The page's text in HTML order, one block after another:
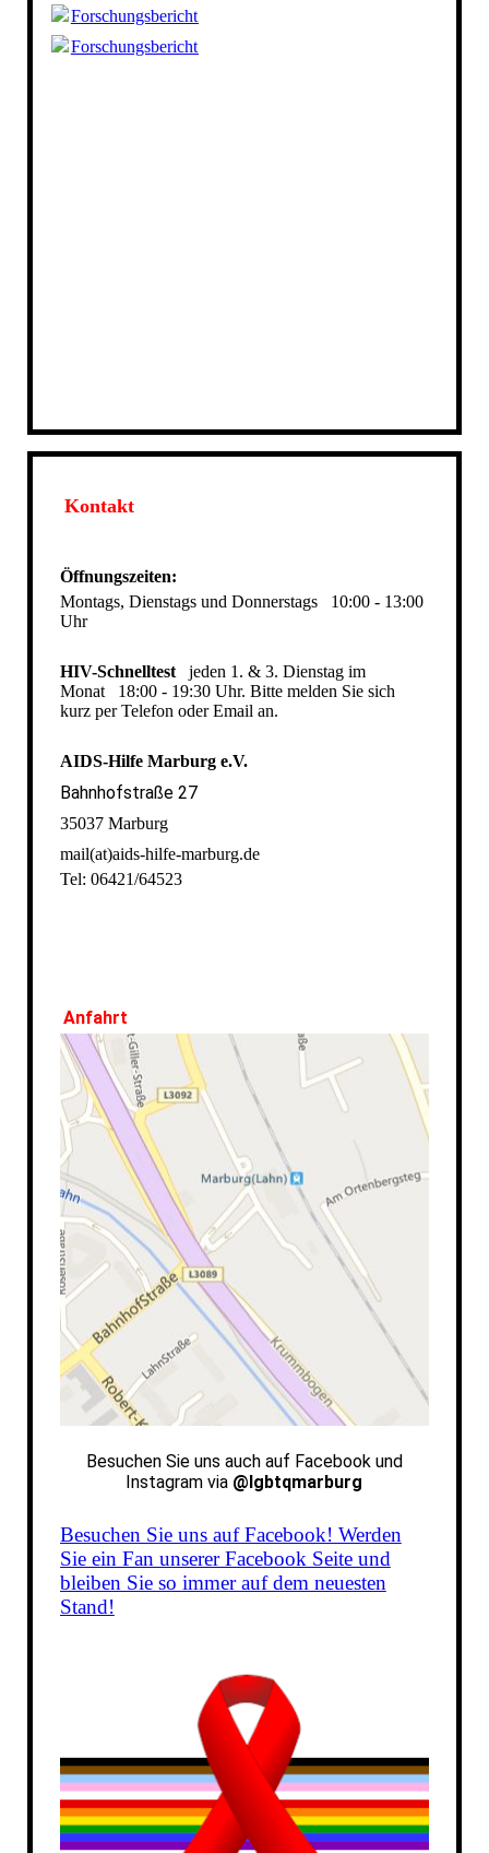
Kontakt
Öffnungszeiten:
Montags, Dienstags und Donnerstags
10:00 - 13:00
Uhr
HIV-Schnelltest
jeden 1. & 3. Dienstag im
Monat
18:00 - 19:30 Uhr. Bitte melden Sie sich
kurz per Telefon oder Email an.
AIDS-Hilfe Marburg e.V.
Bahnhofstraße 27
35037 Marburg
mail(at)aids-hilfe-marburg.de
Tel: 06421/64523
Anfahrt
Besuchen Sie uns auch auf Facebook und
Instagram via @lgbtqmarburg
Besuchen Sie uns auf Facebook! Werden
Sie ein Fan unserer Facebook Seite und
bleiben Sie so immer auf dem neuesten
Stand!